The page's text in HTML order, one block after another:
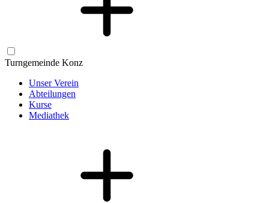
Turngemeinde Konz
Unser Verein
Abteilungen
Kurse
Mediathek